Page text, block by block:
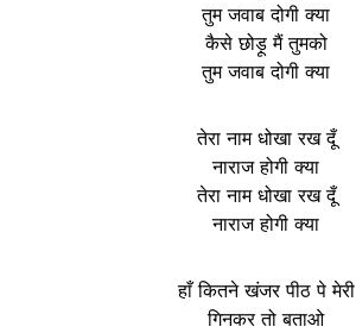
तुम जवाब दोगी क्या
कैसे छोड़ू मैं तुमको
तुम जवाब दोगी क्या
तेरा नाम धोखा रख दूँ
नाराज होगी क्या
तेरा नाम धोखा रख दूँ
नाराज होगी क्या
हाँ कितने खंजर पीठ पे मेरी
गिनकर तो बताओ